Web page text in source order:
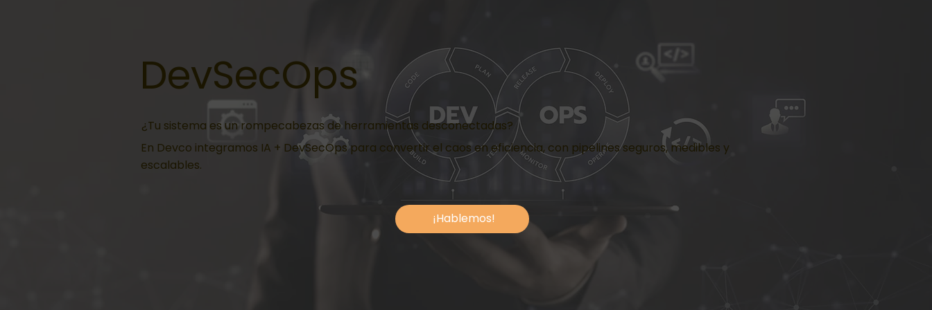
DevSecOps
¿Tu sistema es un rompecabezas de herramientas desconectadas?
En Devco integramos IA + DevSecOps para convertir el caos en eficiencia, con pipelines seguros, medibles y
escalables.
¡Hablemos!